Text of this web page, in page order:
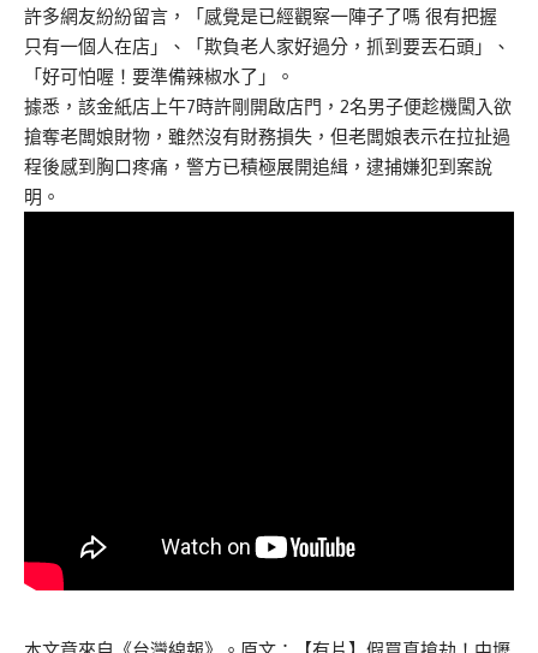
許多網友紛紛留言，「感覺是已經觀察一陣子了嗎 很有把握
只有一個人在店」、「欺負老人家好過分，抓到要丟石頭」、
「好可怕喔！要準備辣椒水了」。
據悉，該金紙店上午7時許剛開啟店門，2名男子便趁機闖入欲
搶奪老闆娘財物，雖然沒有財務損失，但老闆娘表示在拉扯過
程後感到胸口疼痛，警方已積極展開追緝，逮捕嫌犯到案說
明。